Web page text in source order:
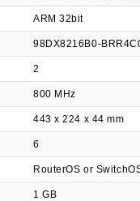
ARM 32bit
98DX8216B0-
2
800 MHz
443 x 224 x 44 mm
6
RouterOS or
1 GB